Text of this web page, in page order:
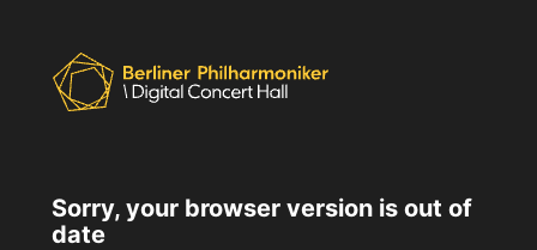
Sorry, your browser version is out of
date